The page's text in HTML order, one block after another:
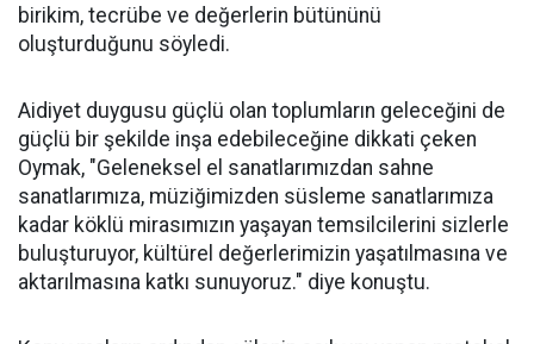
birikim, tecrübe ve değerlerin bütününü
oluşturduğunu söyledi.
Aidiyet duygusu güçlü olan toplumların geleceğini de
güçlü bir şekilde inşa edebileceğine dikkati çeken
Oymak, "Geleneksel el sanatlarımızdan sahne
sanatlarımıza, müziğimizden süsleme sanatlarımıza
kadar köklü mirasımızın yaşayan temsilcilerini sizlerle
buluşturuyor, kültürel değerlerimizin yaşatılmasına ve
aktarılmasına katkı sunuyoruz." diye konuştu.